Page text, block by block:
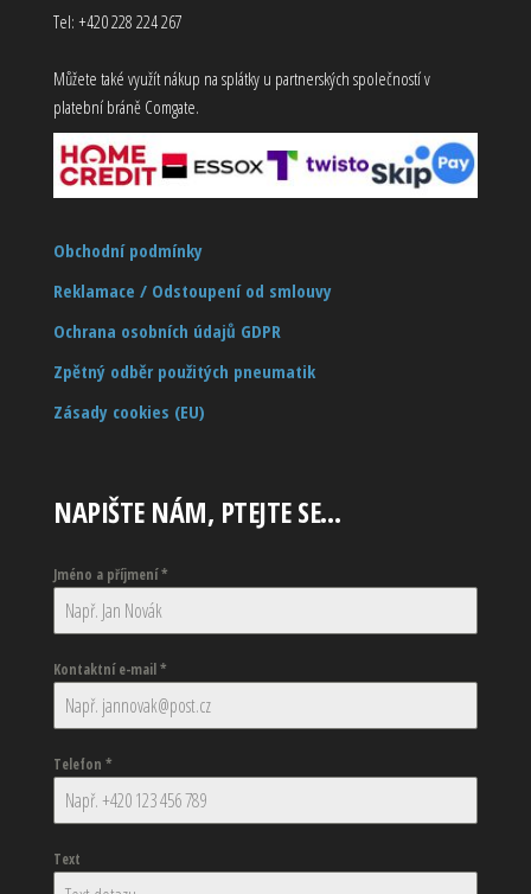
Tel: +420 228 224 267
Můžete také využít nákup na splátky u partnerských společností v
platební bráně Comgate.
Obchodní podmínky
Reklamace / Odstoupení od smlouvy
Ochrana osobních údajů GDPR
Zpětný odběr použitých pneumatik
Zásady cookies (EU)
NAPIŠTE NÁM, PTEJTE SE…
Jméno a příjmení*
Kontaktní e-mail*
Telefon *
Text